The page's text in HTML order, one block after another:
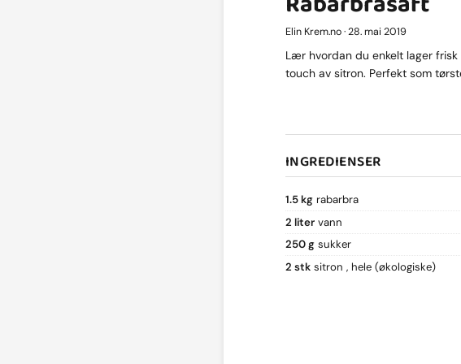
Elin Krem.no · 28. mai 2019
Lær hvordan du enkelt lager
touch av sitron. Perfekt som
INGREDIENSER
1.5 kg rabarbra
2 liter vann
250 g sukker
2 stk sitron hele (økologiske)